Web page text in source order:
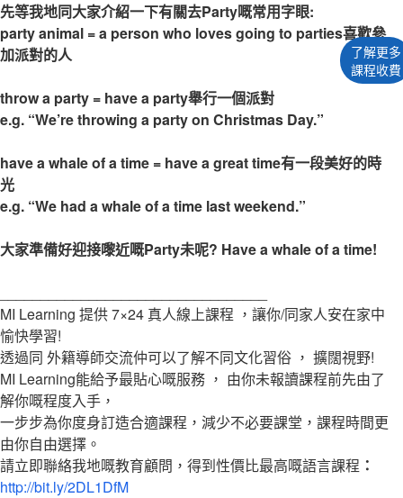
先等我地同大家介紹一下有關去Party嘅常用字眼:
party animal = a person who loves going to parties喜歡參
加派對的人
throw a party = have a party舉行一個派對
e.g. “We’re throwing a party on Christmas Day.”
have a whale of a time = have a great time有一段美好的時
光
e.g. “We had a whale of a time last weekend.”
大家準備好迎接嚟近嘅Party未呢? Have a whale of a time!
MI Learning 提供 7×24 真人線上課程 ，讓你/同家人安在家中
愉快學習!
透過同 外籍導師交流仲可以了解不同文化習俗 ， 擴闊視野!
MI Learning能給予最貼心嘅服務 ， 由你未報讀課程前先由了
解你嘅程度入手，
一步步為你度身訂造合適課程，減少不必要課堂，課程時間更
由你自由選擇。
請立即聯絡我地嘅教育顧問，得到性價比最高嘅語言課程 ：
http://bit.ly/2DL1DfM
了解更多
課程收費